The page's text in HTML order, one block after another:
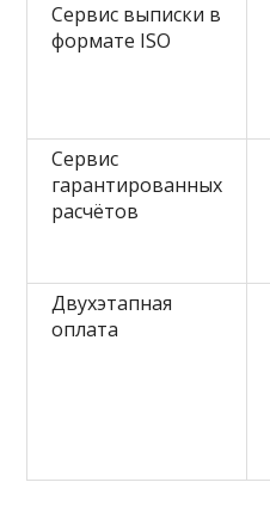
Сервис выписки в
формате ISO
Сервис
гарантированных
расчётов
Двухэтапная
оплата